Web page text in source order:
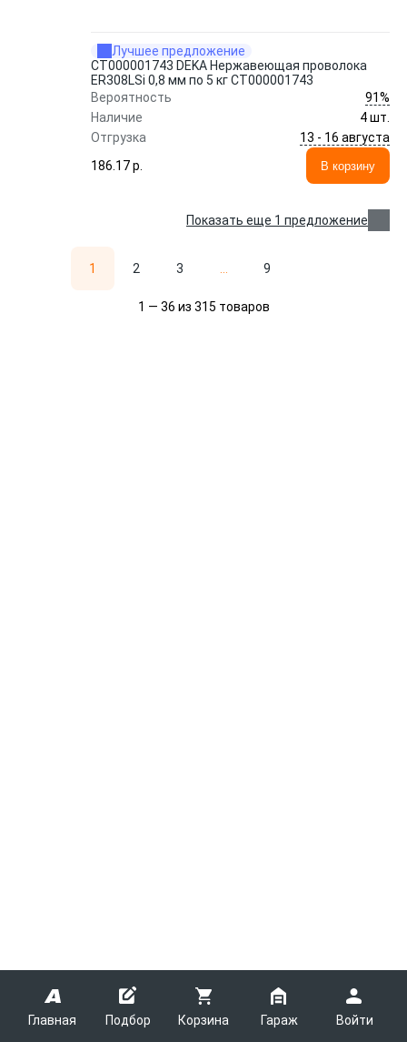
Главная Подбор Корзина Гараж Войти
Лучшее предложение
СТ000001743 DEKA Нержавеющая проволока
ER308LSi 0,8 мм по 5 кг СТ000001743
Вероятность
91%
Наличие
4 шт.
Отгрузка
13 - 16 августа
186.17 p.
В корзину
Показать еще 1 предложение
1 2 3 9
1 — 36 из 315 товаров